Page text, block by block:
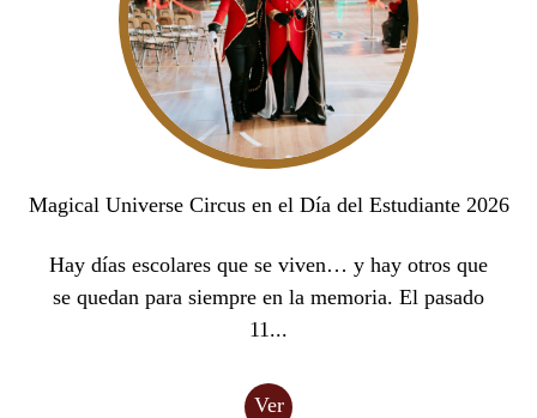
Magical Universe Circus en el Día del Estudiante 2026
Hay días escolares que se viven… y hay otros que
se quedan para siempre en la memoria. El pasado
11...
Ver